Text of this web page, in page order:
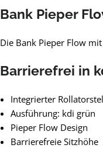
Bank Pieper
Die Bank Pieper Flow
Barrierefrei in
Integrierter
Ausführung: kdi grün
Pieper Flow Design
Barrierefreie Sitzhöhe